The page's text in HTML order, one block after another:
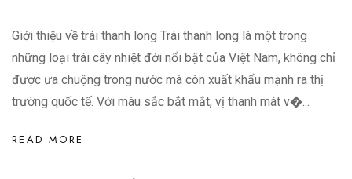
Giới thiệu về trái thanh long Trái thanh long là một trong
những loại trái cây nhiệt đới nổi bật của Việt Nam, không chỉ
được ưa chuộng trong nước mà còn xuất khẩu mạnh ra thị
trường quốc tế. Với màu sắc bắt mắt, vị thanh mát v�...
READ MORE